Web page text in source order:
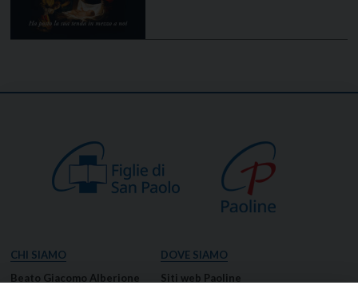
CHI SIAMO
Beato Giacomo Alberione
DOVE SIAMO
Siti web Paoline